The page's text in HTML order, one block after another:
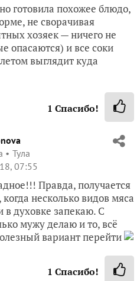
готовила похожее блюдо,
не сворачивая
хозяек — ничего не
опасаются) и все соки
выглядит куда
1 Спасибо!
Тула
07:55
Правда, получается
несколько видов мяса
в духовке запекаю. С
мужу делаю и то, всё
вариант перейти
1 Спасибо!